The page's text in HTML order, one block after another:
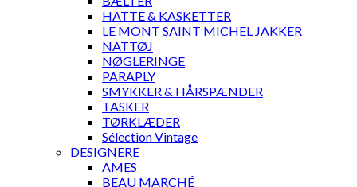
HATTE & KASKETTER
LE MONT SAINT MICHEL JAKKER
NATTØJ
NØGLERINGE
PARAPLY
SMYKKER & HÅRSPÆNDER
TASKER
TØRKLÆDER
Sélection Vintage
DESIGNERE
AMES
BEAU MARCHÉ